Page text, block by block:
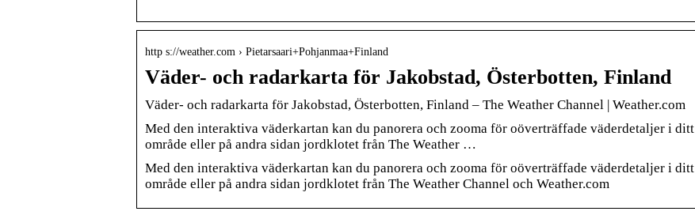
http s://weather.com › Pietarsaari+Pohjanmaa+Finland
Väder- och radarkarta för Jakobstad, Österbotten, Finland
Väder- och radarkarta för Jakobstad, Österbotten, Finland – The Weather Channel | Weather.com
Med den interaktiva väderkartan kan du panorera och zooma för oöverträffade väderdetaljer i ditt
område eller på andra sidan jordklotet från The Weather …
Med den interaktiva väderkartan kan du panorera och zooma för oöverträffade väderdetaljer i ditt
område eller på andra sidan jordklotet från The Weather Channel och Weather.com